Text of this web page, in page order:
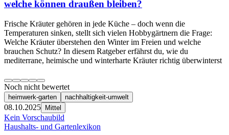
welche können draußen bleiben?
Frische Kräuter gehören in jede Küche – doch wenn die
Temperaturen sinken, stellt sich vielen Hobbygärtnern die Frage:
Welche Kräuter überstehen den Winter im Freien und welche
brauchen Schutz? In diesem Ratgeber erfährst du, wie du
mediterrane, heimische und winterharte Kräuter richtig überwinterst
Noch nicht bewertet
heimwerk-garten nachhaltigkeit-umwelt
08.10.2025 Mittel
Kein Vorschaubild
Haushalts- und Gartenlexikon